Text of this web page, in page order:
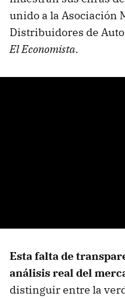
unido a la Asociación
Distribuidores de
El Economista.
Esta falta de
análisis real del
distinguir entre la